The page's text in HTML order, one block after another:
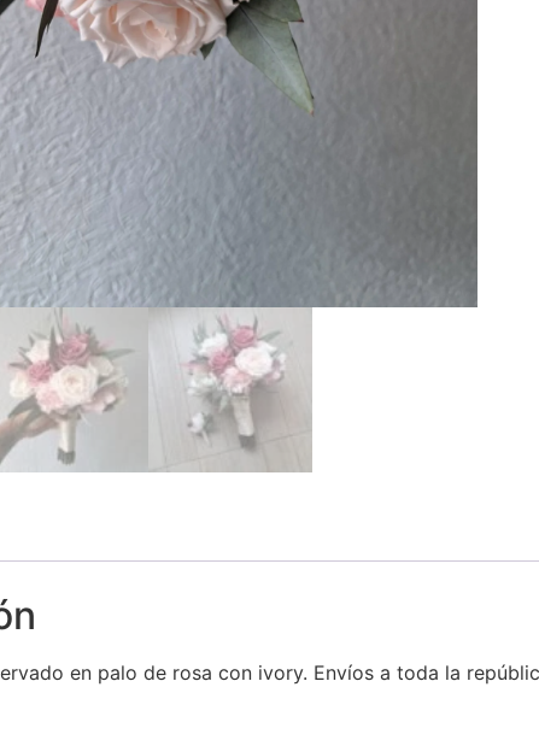
en palo de rosa con ivory. Envíos a toda la